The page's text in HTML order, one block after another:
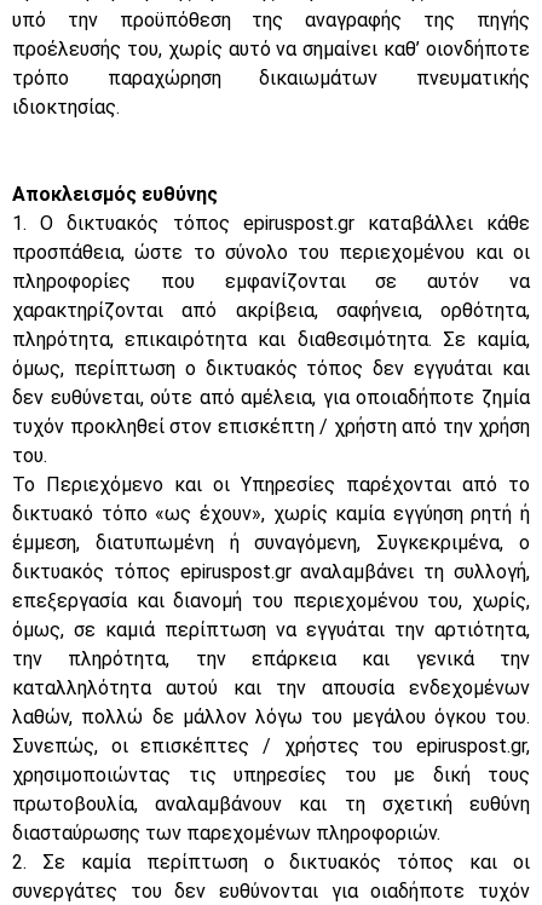
υπό την προϋπόθεση της αναγραφής της πηγής
προέλευσής του, χωρίς αυτό να σημαίνει καθ’ οιονδήποτε
τρόπο παραχώρηση δικαιωμάτων πνευματικής
ιδιοκτησίας.
Αποκλεισμός ευθύνης
1. Ο δικτυακός τόπος epiruspost.gr καταβάλλει κάθε
προσπάθεια, ώστε το σύνολο του περιεχομένου και οι
πληροφορίες που εμφανίζονται σε αυτόν να
χαρακτηρίζονται από ακρίβεια, σαφήνεια, ορθότητα,
πληρότητα, επικαιρότητα και διαθεσιμότητα. Σε καμία,
όμως, περίπτωση ο δικτυακός τόπος δεν εγγυάται και
δεν ευθύνεται, ούτε από αμέλεια, για οποιαδήποτε ζημία
τυχόν προκληθεί στον επισκέπτη / χρήστη από την χρήση
του.
Το Περιεχόμενο και οι Υπηρεσίες παρέχονται από το
δικτυακό τόπο «ως έχουν», χωρίς καμία εγγύηση ρητή ή
έμμεση, διατυπωμένη ή συναγόμενη, Συγκεκριμένα, ο
δικτυακός τόπος epiruspost.gr αναλαμβάνει τη συλλογή,
επεξεργασία και διανομή του περιεχομένου του, χωρίς,
όμως, σε καμιά περίπτωση να εγγυάται την αρτιότητα,
την πληρότητα, την επάρκεια και γενικά την
καταλληλότητα αυτού και την απουσία ενδεχομένων
λαθών, πολλώ δε μάλλον λόγω του μεγάλου όγκου του.
Συνεπώς, οι επισκέπτες / χρήστες του epiruspost.gr,
χρησιμοποιώντας τις υπηρεσίες του με δική τους
πρωτοβουλία, αναλαμβάνουν και τη σχετική ευθύνη
διασταύρωσης των παρεχομένων πληροφοριών.
2. Σε καμία περίπτωση ο δικτυακός τόπος και οι
συνεργάτες του δεν ευθύνονται για οιαδήποτε τυχόν